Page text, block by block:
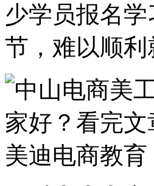
少学员报名
节，难以顺